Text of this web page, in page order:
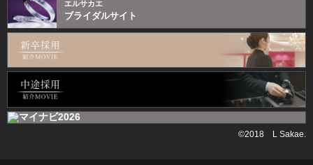
エルサカエ
ブライダルサイト
©2018 L Sakae.